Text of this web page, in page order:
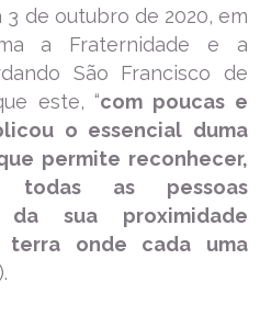
3 de outubro de 2020, em
a Fraternidade e a
São Francisco de
este, “com poucas e
o essencial duma
permite reconhecer,
as pessoas
da sua proximidade
onde cada uma